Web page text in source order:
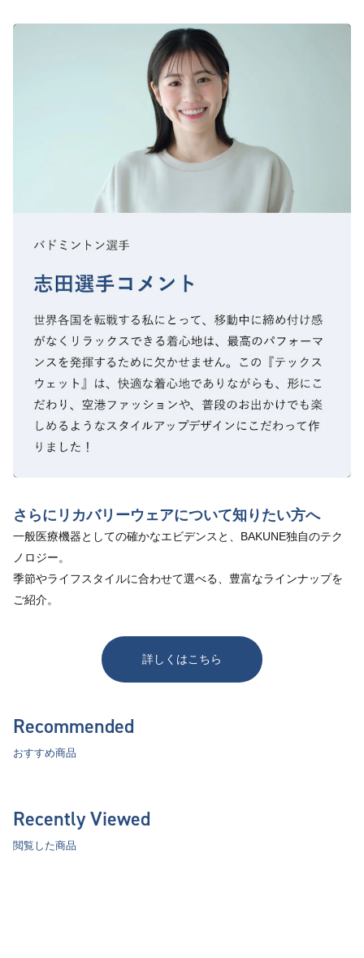
さらにリカバリーウェアについて知りたい方へ
一般医療機器としての確かなエビデンスと、BAKUNE独自のテク
ノロジー。
季節やライフスタイルに合わせて選べる、豊富なラインナップを
ご紹介。
詳しくはこちら
Recommended
おすすめ商品
Recently Viewed
閲覧した商品